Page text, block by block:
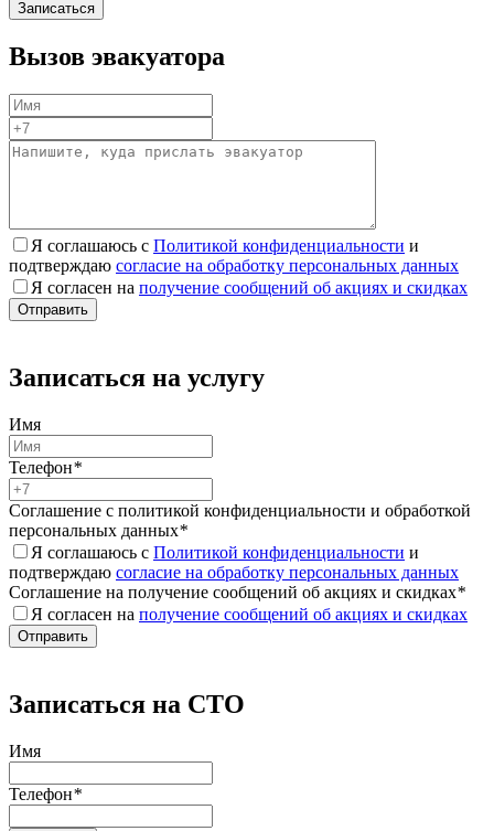
Вызов эвакуатора
Я соглашаюсь с Политикой конфиденциальности и
подтверждаю согласие на обработку персональных данных
Я согласен на получение сообщений об акциях и скидках
Записаться на услугу
Имя
Телефон*
Соглашение с политикой конфиденциальности и обработкой
персональных данных*
Я соглашаюсь с Политикой конфиденциальности и
подтверждаю согласие на обработку персональных данных
Соглашение на получение сообщений об акциях и скидках*
Я согласен на получение сообщений об акциях и скидках
Записаться на СТО
Имя
Телефон*